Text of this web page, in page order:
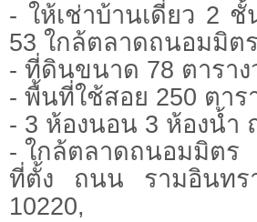
- ให้เช่าบ้านเดี่ยว 2
53 ใกล้ตลาดถนอมมิตร
- ที่ดินขนาด 78 ตาราง
- พื้นที่ใช้สอย 250 ตาร
- 3 ห้องนอน 3 ห้องน้ำ
- ใกล้ตลาดถนอมมิตร
ที่ตั้ง ถนน รามอินทร
10220,